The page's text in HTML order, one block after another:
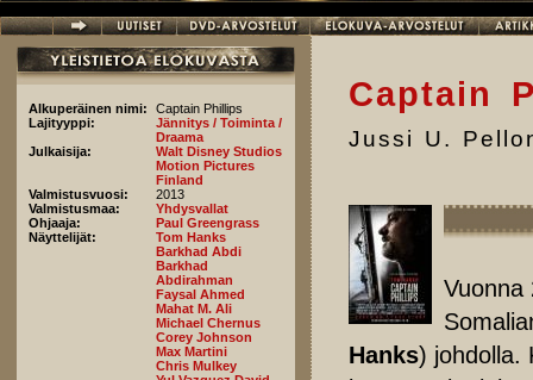
Alkuperäinen nimi:
Captain Phillips
Lajityyppi:
Jännitys / Toiminta /
Draama
Julkaisija:
Walt Disney Studios
Motion Pictures
Finland
Valmistusvuosi:
2013
Valmistusmaa:
Yhdysvallat
Ohjaaja:
Paul Greengrass
Näyttelijät:
Tom Hanks
Barkhad Abdi
Barkhad
Abdirahman
Faysal Ahmed
Mahat M. Ali
Michael Chernus
Corey Johnson
Max Martini
Chris Mulkey
Captain
Jussi U.
Vuonna
Hanks) johdolla.